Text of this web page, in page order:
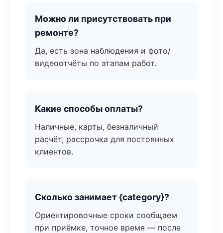
Можно ли присутствовать при
ремонте?
Да, есть зона наблюдения и фото/
видеоотчёты по этапам работ.
Какие способы оплаты?
Наличные, карты, безналичный
расчёт, рассрочка для постоянных
клиентов.
Сколько занимает {category}?
Ориентировочные сроки сообщаем
при приёмке, точное время — после